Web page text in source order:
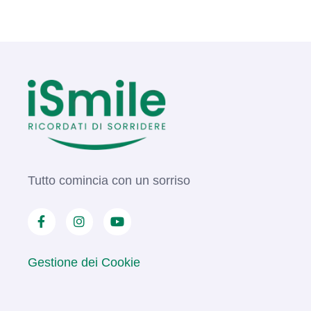
Tutto comincia con un sorriso
Gestione dei Cookie